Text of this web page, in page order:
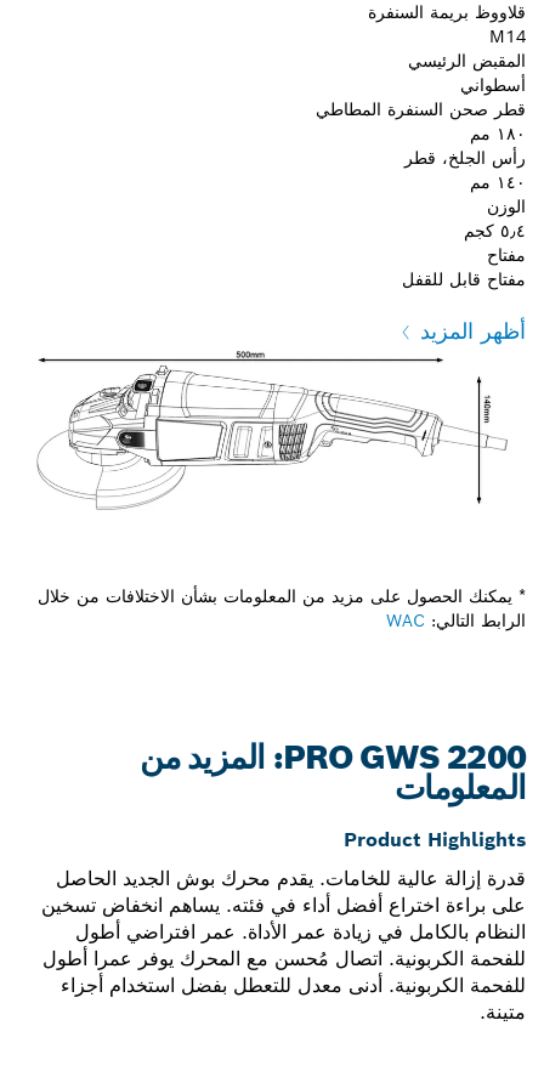
قلاووظ بريمة السنفرة
M14
المقبض الرئيسي
أسطواني
قطر صحن السنفرة المطاطي
١٨٠ مم
رأس الجلخ، قطر
١٤٠ مم
الوزن
٥٫٤ كجم
مفتاح
مفتاح قابل للقفل
أظهر المزيد
* يمكنك الحصول على مزيد من المعلومات بشأن الاختلافات من خلال
الرابط التالي: WAC
PRO GWS 2200: المزيد من
المعلومات
Product Highlights
قدرة إزالة عالية للخامات. يقدم محرك بوش الجديد الحاصل
على براءة اختراع أفضل أداء في فئته. يساهم انخفاض تسخين
النظام بالكامل في زيادة عمر الأداة. عمر افتراضي أطول
للفحمة الكربونية. اتصال مُحسن مع المحرك يوفر عمرا أطول
للفحمة الكربونية. أدنى معدل للتعطل بفضل استخدام أجزاء
متينة.